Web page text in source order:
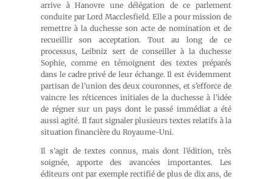
arrive à Hanovre une délégation de ce parlement
conduite par Lord Macclesfield. Elle a pour mission de
remettre à la duchesse son acte de nomination et de
recueillir son acceptation. Tout au long de ce
processus, Leibniz sert de conseiller à la duchesse
Sophie, comme en témoignent des textes préparés
dans le cadre privé de leur échange. Il est évidemment
partisan de l’union des deux couronnes, et s’efforce de
vaincre les réticences initiales de la duchesse à l’idée
de régner sur un pays dont le passé immédiat a été
aussi agité. Il faut signaler plusieurs textes relatifs à la
situation financière du Royaume-Uni.
Il s’agit de textes connus, mais dont l’édition, très
soignée, apporte des avancées importantes. Les
éditeurs ont par exemple rectifié de plus de dix ans, de